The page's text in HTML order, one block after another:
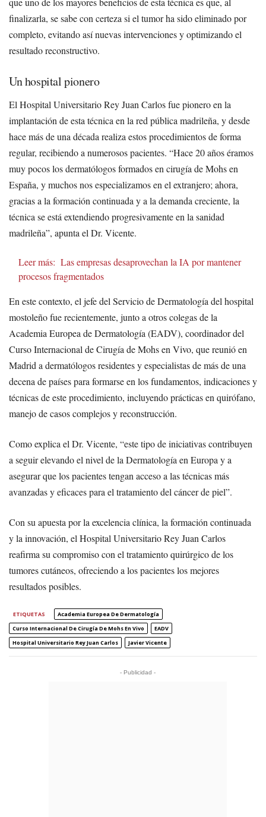
finalizarla, se sabe con certeza si el tumor ha sido eliminado por
completo, evitando así nuevas intervenciones y optimizando el
resultado reconstructivo.
Un hospital pionero
El Hospital Universitario Rey Juan Carlos fue pionero en la
implantación de esta técnica en la red pública madrileña, y desde
hace más de una década realiza estos procedimientos de forma
regular, recibiendo a numerosos pacientes. “Hace 20 años éramos
muy pocos los dermatólogos formados en cirugía de Mohs en
España, y muchos nos especializamos en el extranjero; ahora,
gracias a la formación continuada y a la demanda creciente, la
técnica se está extendiendo progresivamente en la sanidad
madrileña”, apunta el Dr. Vicente.
Leer más: Las empresas desaprovechan la IA por mantener
procesos fragmentados
En este contexto, el jefe del Servicio de Dermatología del hospital
mostoleño fue recientemente, junto a otros colegas de la
Academia Europea de Dermatología (EADV), coordinador del
Curso Internacional de Cirugía de Mohs en Vivo, que reunió en
Madrid a dermatólogos residentes y especialistas de más de una
decena de países para formarse en los fundamentos, indicaciones y
técnicas de este procedimiento, incluyendo prácticas en quirófano,
manejo de casos complejos y reconstrucción.
Como explica el Dr. Vicente, “este tipo de iniciativas contribuyen
a seguir elevando el nivel de la Dermatología en Europa y a
asegurar que los pacientes tengan acceso a las técnicas más
avanzadas y eficaces para el tratamiento del cáncer de piel”.
Con su apuesta por la excelencia clínica, la formación continuada
y la innovación, el Hospital Universitario Rey Juan Carlos
reafirma su compromiso con el tratamiento quirúrgico de los
tumores cutáneos, ofreciendo a los pacientes los mejores
resultados posibles.
ETIQUETAS
Academia Europea De Dermatología
Curso Internacional De Cirugía De Mohs En Vivo
EADV
Hospital Universitario Rey Juan Carlos
Javier Vicente
- Publicidad -